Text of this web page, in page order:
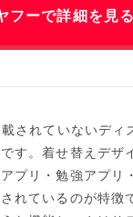
フーで詳細を見る
されていないディ
です。着せ替え
プリ・勉強アプリ
れているのが特徴